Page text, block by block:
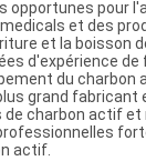
opportunes pour
et des
et la boisson
d'expérience de
du charbon
grand fabricant
de charbon actif
actif.